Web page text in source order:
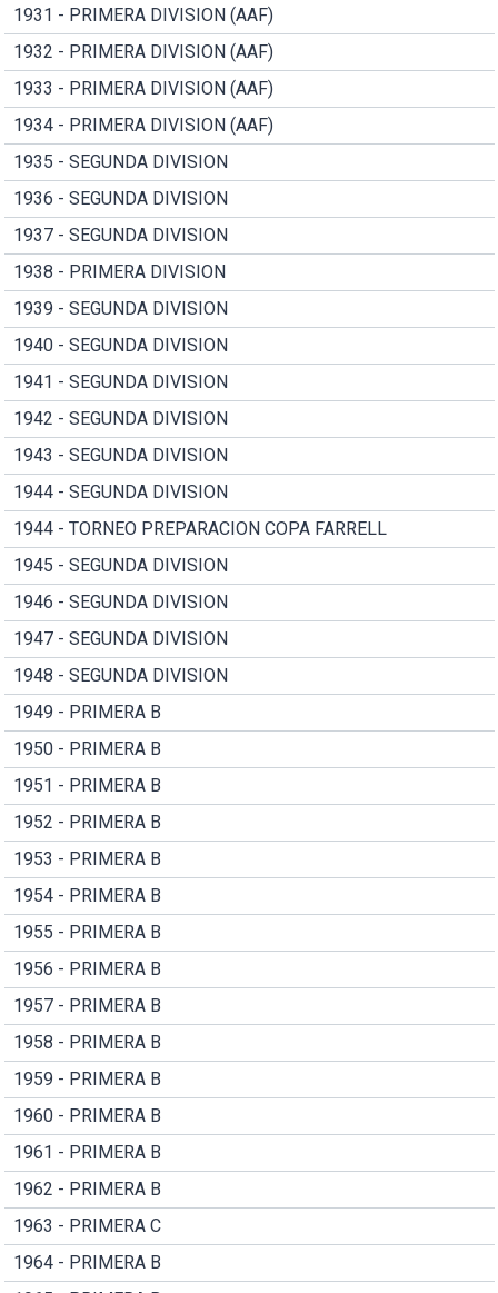
1931 - PRIMERA DIVISION (AAF)
1932 - PRIMERA DIVISION (AAF)
1933 - PRIMERA DIVISION (AAF)
1934 - PRIMERA DIVISION (AAF)
1935 - SEGUNDA DIVISION
1936 - SEGUNDA DIVISION
1937 - SEGUNDA DIVISION
1938 - PRIMERA DIVISION
1939 - SEGUNDA DIVISION
1940 - SEGUNDA DIVISION
1941 - SEGUNDA DIVISION
1942 - SEGUNDA DIVISION
1943 - SEGUNDA DIVISION
1944 - SEGUNDA DIVISION
1944 - TORNEO PREPARACION COPA FARRELL
1945 - SEGUNDA DIVISION
1946 - SEGUNDA DIVISION
1947 - SEGUNDA DIVISION
1948 - SEGUNDA DIVISION
1949 - PRIMERA B
1950 - PRIMERA B
1951 - PRIMERA B
1952 - PRIMERA B
1953 - PRIMERA B
1954 - PRIMERA B
1955 - PRIMERA B
1956 - PRIMERA B
1957 - PRIMERA B
1958 - PRIMERA B
1959 - PRIMERA B
1960 - PRIMERA B
1961 - PRIMERA B
1962 - PRIMERA B
1963 - PRIMERA C
1964 - PRIMERA B